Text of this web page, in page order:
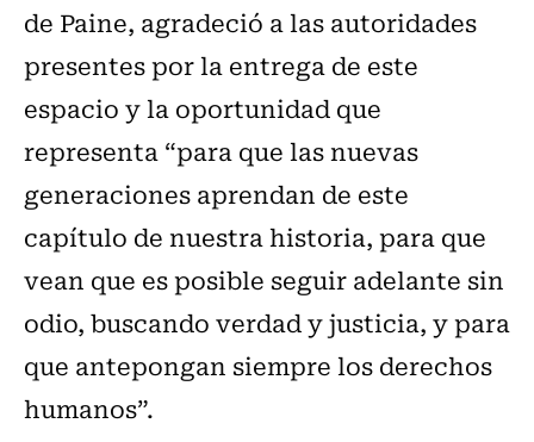
de Paine, agradeció a las autoridades
presentes por la entrega de este
espacio y la oportunidad que
representa “para que las nuevas
generaciones aprendan de este
capítulo de nuestra historia, para que
vean que es posible seguir adelante sin
odio, buscando verdad y justicia, y para
que antepongan siempre los derechos
humanos”.